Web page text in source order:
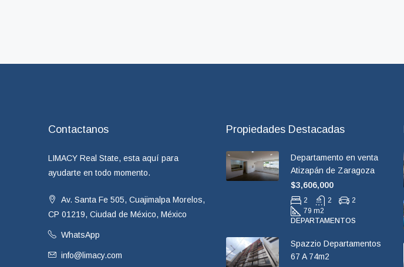
Contactanos
LIMACY Real State, esta aquí para
ayudarte en todo momento.
Av. Santa Fe 505, Cuajimalpa Morelos,
CP 01219, Ciudad de México, México
WhatsApp
info@limacy.com
Propiedades Destacadas
Departamento en venta
Atizapán de Zaragoza
$3,606,000
2 2
2
79 m2
DEPARTAMENTOS
Spazzio Departamentos
67 A 74m2